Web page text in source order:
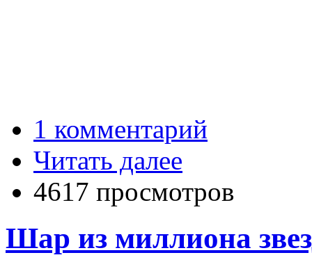
1 комментарий
Читать далее
4617 просмотров
Шар из миллиона